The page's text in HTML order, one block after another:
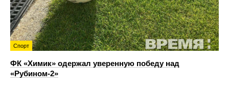
Спорт
ФК «Химик» одержал уверенную победу над
«Рубином‑2»